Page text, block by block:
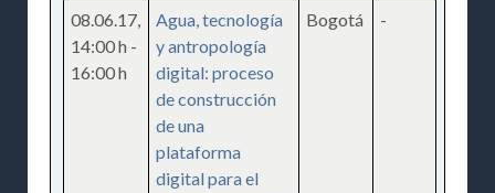
08.06.17,
14:00 h -
16:00 h
Agua, tecnología
y antropología
digital: proceso
de construcción
de una
plataforma
digital para el
Bogotá -